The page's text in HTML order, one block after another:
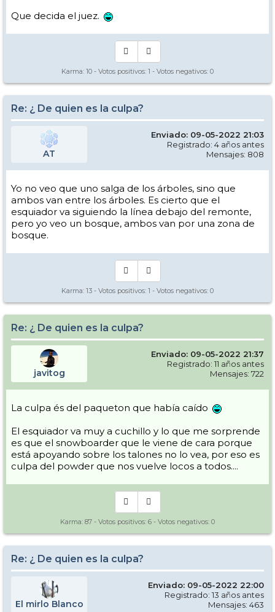
Que decida el juez.
Karma: 10 - Votos positivos: 1 - Votos negativos: 0
Re: ¿ De quien es la culpa?
AT
Enviado: 09-05-2022 21:03
Registrado: 4 años antes
Mensajes: 808
Yo no veo que uno salga de los árboles, sino que
ambos van entre los árboles. Es cierto que el
esquiador va siguiendo la línea debajo del remonte,
pero yo veo un bosque, ambos van por una zona de
bosque.
Karma: 13 - Votos positivos: 1 - Votos negativos: 0
Re: ¿ De quien es la culpa?
javitog
Enviado: 09-05-2022 21:37
Registrado: 11 años antes
Mensajes: 722
La culpa és del paqueton que había caído
El esquiador va muy a cuchillo y lo que me sorprende
es que el snowboarder que le viene de cara porque
está apoyando sobre los talones no lo vea, por eso es
culpa del powder que nos vuelve locos a todos....
Karma: 87 - Votos positivos: 6 - Votos negativos: 0
Re: ¿ De quien es la culpa?
El mirlo Blanco
Enviado: 09-05-2022 22:00
Registrado: 13 años antes
Mensajes: 463